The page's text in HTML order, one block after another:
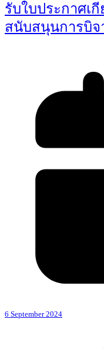
รับใบประกาศเ
สนับสนุนการบิจ
6 September 2024